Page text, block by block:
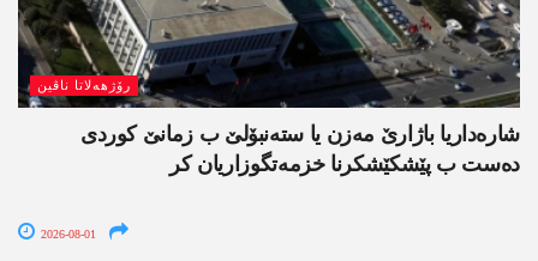
رۆژھەلاتا ناڤین
شارەداریا باژارێ مەزن یا ستەنبۆلێ ب زمانێ کوردی
دەست ب پێشکێشکرنا خزمەتگوزاریان کر
2026-08-01